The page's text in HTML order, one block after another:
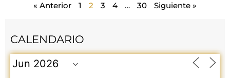
« Anterior 1 2 3 4 … 30 Siguiente »
CALENDARIO